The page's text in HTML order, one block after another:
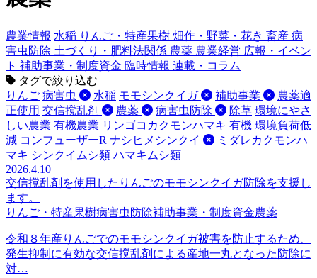
農業情報 水稲 りんご・特産果樹 畑作・野菜・花き 畜産 病
害虫防除 土づくり・肥料法関係 農薬 農業経営 広報・イベン
ト 補助事業・制度資金 臨時情報 連載・コラム
タグで絞り込む
りんご 病害虫 水稲 モモシンクイガ 補助事業
農薬適
正使用 交信撹乱剤 農薬 病害虫防除 除草 環境にやさ
しい農業 有機農業 リンゴコカクモンハマキ 有機 環境負荷低
減 コンフューザーR ナシヒメシンクイ
ミダレカクモンハ
マキ シンクイムシ類 ハマキムシ類
2026.4.10
交信撹乱剤を使用したりんごのモモシンクイガ防除を支援し
ます。
りんご・特産果樹病害虫防除補助事業・制度資金農薬
令和８年産りんごでのモモシンクイガ被害を防止するため、
発生抑制に有効な交信撹乱剤による産地一丸となった防除に
対…